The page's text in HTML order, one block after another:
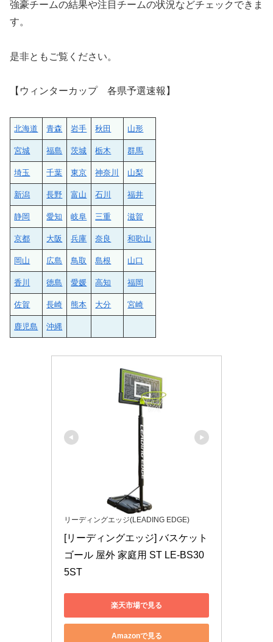
強豪チームの結果や注目チームの状況などチェックできま
す。
是非ともご覧ください。
【ウィンターカップ 各県予選速報】
北海道 青森 岩手 秋田 山形
宮城 福島 茨城 栃木 群馬
埼玉 千葉 東京 神奈川 山梨
新潟 長野 富山 石川 福井
静岡 愛知 岐阜 三重 滋賀
京都 大阪 兵庫 奈良 和歌山
岡山 広島 鳥取 島根 山口
香川 徳島 愛媛 高知 福岡
佐賀 長崎 熊本 大分 宮崎
鹿児島 沖縄
リーディングエッジ(LEADING EDGE)
[リーディングエッジ] バスケット
ゴール 屋外 家庭用 ST LE-BS30
5ST
楽天市場で見る
Amazonで見る